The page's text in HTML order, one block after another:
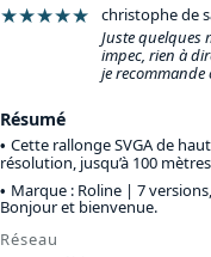
★★★★★ christophe de
Juste quelques
impec, rien à
je recommande
Résumé
Cette rallonge SVGA de
résolution, jusqu’à 100
Marque : Roline | 7
Bonjour et bienvenue.
Réseau